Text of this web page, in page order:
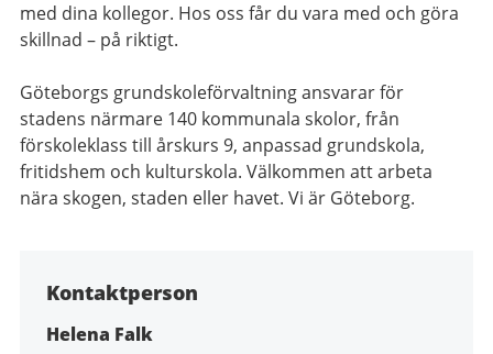
med dina kollegor. Hos oss får du vara med och göra
skillnad – på riktigt.
Göteborgs grundskoleförvaltning ansvarar för
stadens närmare 140 kommunala skolor, från
förskoleklass till årskurs 9, anpassad grundskola,
fritidshem och kulturskola. Välkommen att arbeta
nära skogen, staden eller havet. Vi är Göteborg.
Kontaktperson
Helena Falk